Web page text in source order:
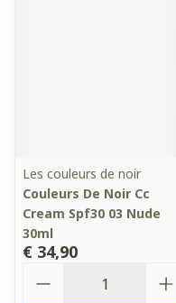
Les couleurs de noir
Couleurs De Noir Cc
Cream Spf30 03 Nude
30ml
€ 34,90